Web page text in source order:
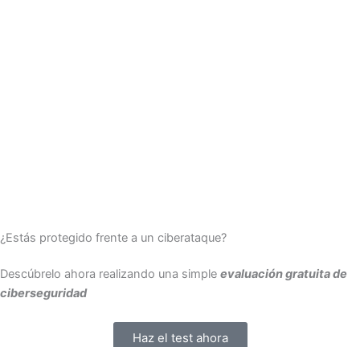
¿Estás protegido frente a un ciberataque?
Descúbrelo ahora realizando una simple evaluación gratuita de
ciberseguridad
Haz el test ahora